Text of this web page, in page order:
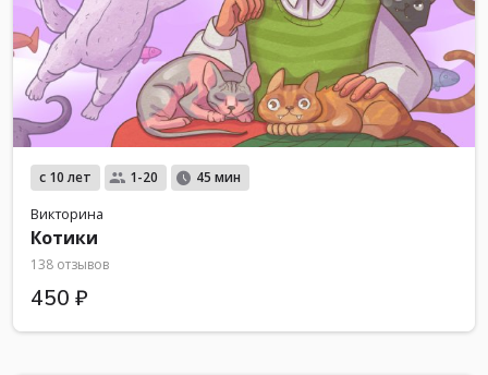
с 10 лет 1-20 45 мин
Викторина
Котики
138 отзывов
450 ₽